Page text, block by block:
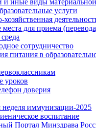
и иные виды
услуги
для приема
сотрудничество
питания в
уроков
доверия
неделя иммунизации-2025
воспитание
Портал Минздрава